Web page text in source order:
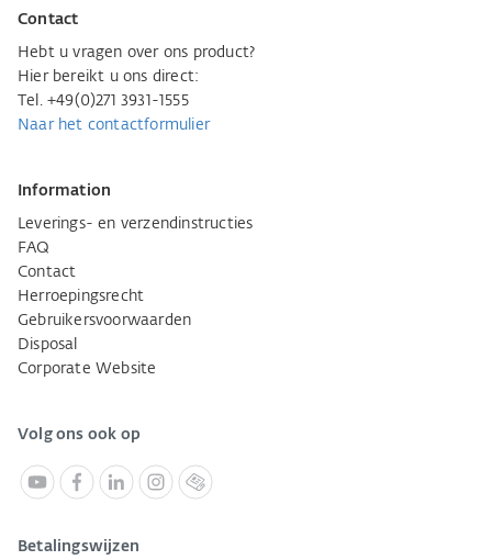
Contact
Hebt u vragen over ons product?
Hier bereikt u ons direct:
Tel. +49(0)271 3931-1555
Naar het contactformulier
Information
Leverings- en verzendinstructies
FAQ
Contact
Herroepingsrecht
Gebruikersvoorwaarden
Disposal
Corporate Website
Volg ons ook op
Betalingswijzen